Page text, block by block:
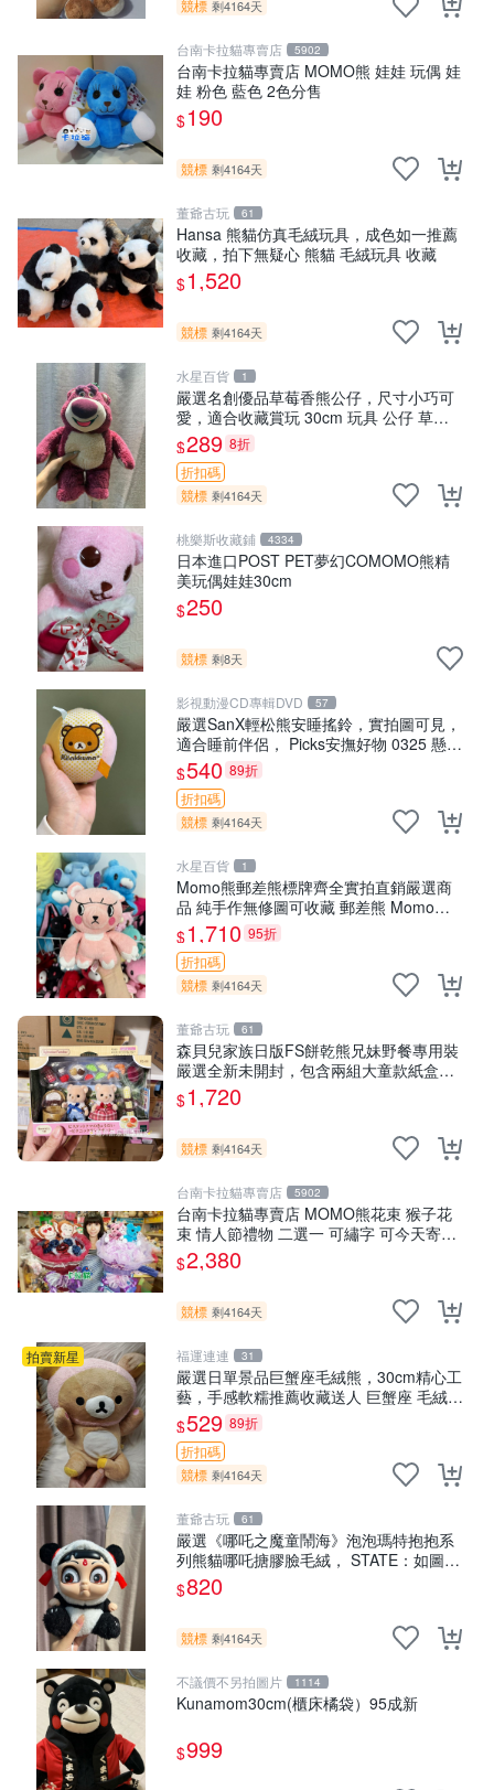
競標 剩4164天
台南卡拉貓專賣店 5902
台南卡拉貓專賣店 MOMO熊 娃娃 玩偶 娃
娃 粉色 藍色 2色分售
$190
競標 剩4164天
董爺古玩 61
Hansa 熊貓仿真毛絨玩具，成色如一推薦
收藏，拍下無疑心 熊貓 毛絨玩具 收藏
$1,520
競標 剩4164天
水星百貨 1
嚴選名創優品草莓香熊公仔，尺寸小巧可
愛，適合收藏賞玩 30cm 玩具 公仔 草莓
熊
$289 8折
折扣碼
競標 剩4164天
桃樂斯收藏鋪 4334
日本進口POST PET夢幻COMOMO熊精
美玩偶娃娃30cm
$250
競標 剩8天
影視動漫CD專輯DVD 57
嚴選SanX輕松熊安睡搖鈴，實拍圖可見，
適合睡前伴侶， Picks安撫好物 0325 懸吊
電腦
$540 89折
折扣碼
競標 剩4164天
水星百貨 1
Momo熊郵差熊標牌齊全實拍直銷嚴選商
品 純手作無修圖可收藏 郵差熊 Momo熊
標牌 商品
$1,710 95折
折扣碼
競標 剩4164天
董爺古玩 61
森貝兒家族日版FS餅乾熊兄妹野餐專用裝
嚴選全新未開封，包含兩組大童款紙盒
裝，適合收藏與分享。 餅乾熊兄妹、野
餐、收藏
$1,720
競標 剩4164天
台南卡拉貓專賣店 5902
台南卡拉貓專賣店 MOMO熊花束 猴子花
束 情人節禮物 二選一 可繡字 可今天寄明
天到
$2,380
競標 剩4164天
拍賣新星 福運連連 31
嚴選日單景品巨蟹座毛絨熊，30cm精心工
藝，手感軟糯推薦收藏送人 巨蟹座 毛絨玩
具 精緻做工
$529 89折
折扣碼
競標 剩4164天
董爺古玩 61
嚴選《哪吒之魔童鬧海》泡泡瑪特抱抱系
列熊貓哪吒搪膠臉毛絨， STATE：如圖顯
示 哪吒 毛絨公仔 泡泡瑪特
$820
競標 剩4164天
不議價不另拍圖片 1114
Kunamom30cm(櫃床橘袋）95成新
$999